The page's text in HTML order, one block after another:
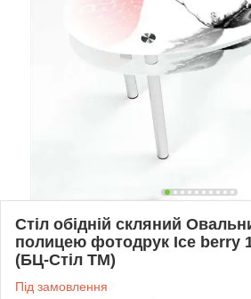
Стіл обідній скляний
полицею фотодрук Ice berry
(БЦ-Стіл ТМ)
Під замовлення